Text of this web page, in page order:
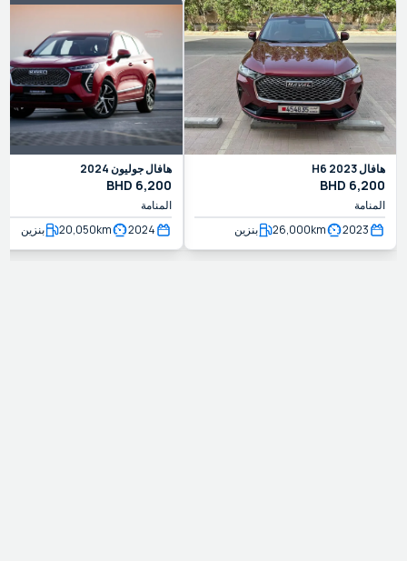
هافال H6 2023
BHD 6,200
المنامة
2023
26,000km بنزين
هافالجوليون2024
BHD 6,200
المنامة
2024
20,050km بنزين